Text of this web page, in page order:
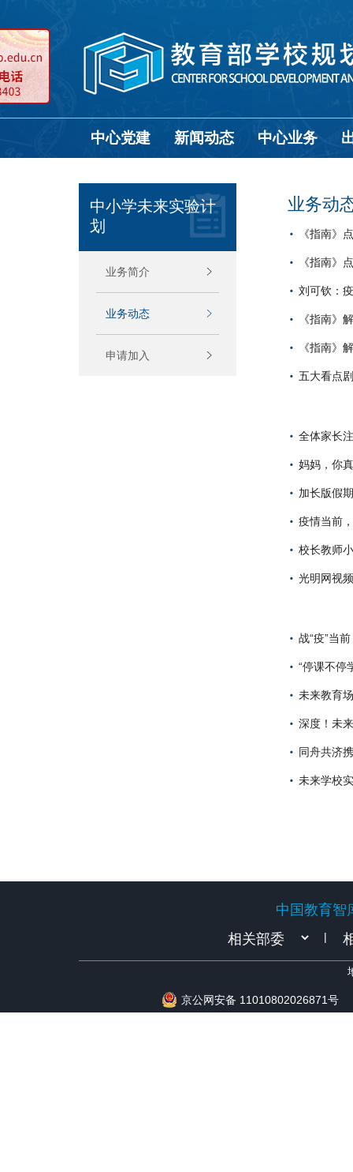
中心党建 新闻动态 中心业务
中小学未来实验计
划
业务简介
业务动态
申请加入
业务动
《指南》
《指南》
刘可钦：
《指南》
《指南》
五大看点
全体家长
妈妈，你
加长版假
疫情当前
校长教师
光明网视
战“疫”当
“停课不停
未来教育
深度！未
同舟共济
未来学校
中国教育智
|
京公网安备 11010802026871号